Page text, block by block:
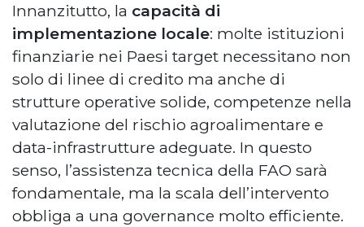
Innanzitutto, la capacità di
implementazione locale: molte istituzioni
finanziarie nei Paesi target necessitano non
solo di linee di credito ma anche di
strutture operative solide, competenze nella
valutazione del rischio agroalimentare e
data-infrastrutture adeguate. In questo
senso, l’assistenza tecnica della FAO sarà
fondamentale, ma la scala dell’intervento
obbliga a una governance molto efficiente.